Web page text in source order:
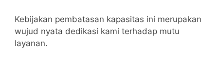
Kebijakan pembatasan kapasitas ini merupakan
wujud nyata dedikasi kami terhadap mutu
layanan.